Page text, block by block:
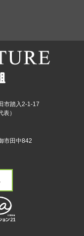
市踏入2-1-17
）
市田中842